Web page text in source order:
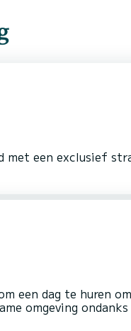
met een exclusief
een dag te huren om
omgeving